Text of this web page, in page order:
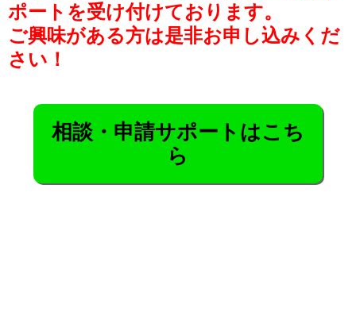
ポートを受け付けております。
ご興味がある方は是非お申し込みくだ
さい！
相談・申請サポートはこち
ら